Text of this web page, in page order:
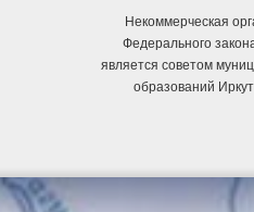
Некоммерческая
Федерального
является советом
образований